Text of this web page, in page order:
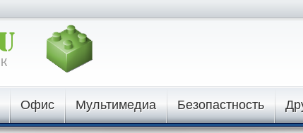
Офис Мультимедиа Безопастность